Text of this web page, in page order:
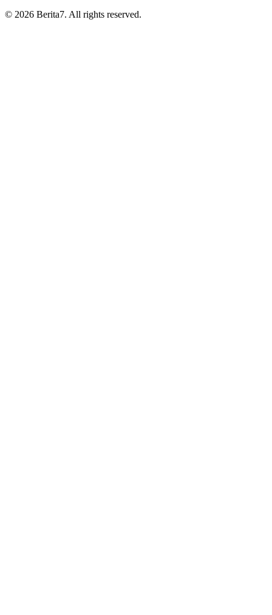
© 2026 Berita7. All rights reserved.